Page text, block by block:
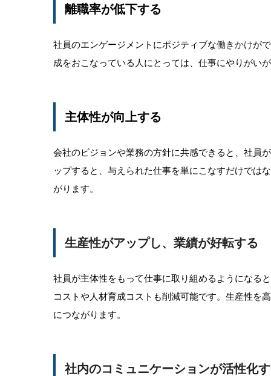
離職率が低下する
社員のエンゲージメントにポジティブな働きかけが
成をおこなっている人にとっては、仕事にやりがい
主体性が向上する
会社のビジョンや業務の方針に共感できると、社員
ップすると、与えられた仕事を単にこなすだけでは
がります。
生産性がアップし、業績が好転する
社員が主体性をもって仕事に取り組めるようになる
コストや人材育成コストも削減可能です。生産性を
につながります。
社内のコミュニケーションが活性化